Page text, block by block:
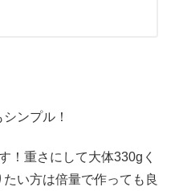
ンプル！
！重さにして大体330gく
い方は倍量で作っても良